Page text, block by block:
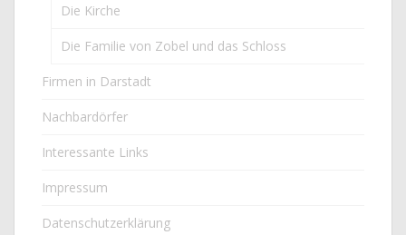
Die Kirche
Die Familie von Zobel und das Schloss
Firmen in Darstadt
Nachbardörfer
Interessante Links
Impressum
Datenschutzerklärung